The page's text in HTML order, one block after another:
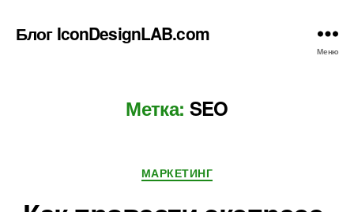
Блог IconDesignLAB.com
Меню
Метка: SEO
Рубрики
МАРКЕТИНГ